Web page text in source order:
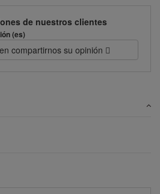
de nuestros clientes
(es)
compartirnos su opinión